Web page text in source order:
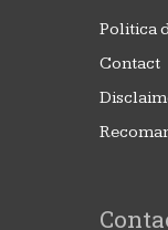
Politica
Contact